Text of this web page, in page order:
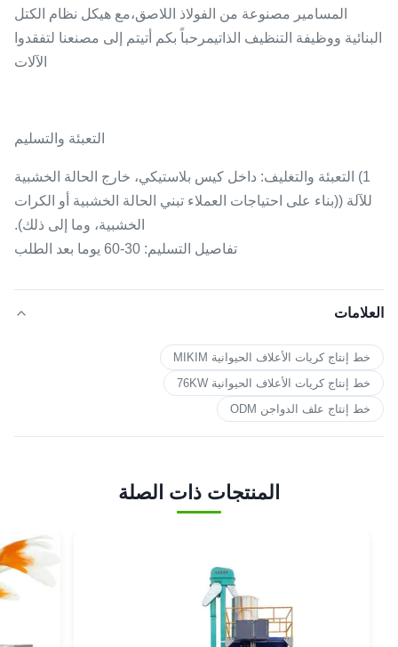
المسامير مصنوعة من الفولاذ اللاصق،مع هيكل نظام الكتل
البنائية ووظيفة التنظيف الذاتيمرحباً بكم أتيتم إلى مصنعنا لتفقدوا
الآلات
التعبئة والتسليم
1) التعبئة والتغليف: داخل كيس بلاستيكي، خارج الحالة الخشبية
للآلة ((بناء على احتياجات العملاء تبني الحالة الخشبية أو الكرات
الخشبية، وما إلى ذلك).
تفاصيل التسليم: 30-60 يوما بعد الطلب
العلامات
خط إنتاج كريات الأعلاف الحيوانية MIKIM
خط إنتاج كريات الأعلاف الحيوانية 76KW
خط إنتاج علف الدواجن ODM
المنتجات ذات الصلة